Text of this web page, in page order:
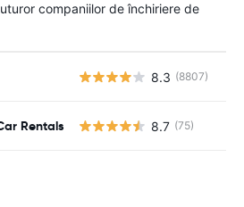
companiilor de închiriere de
8.3 (8807)
Rentals 8.7 (75)